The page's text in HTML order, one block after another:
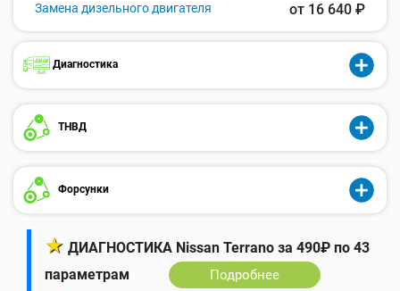
Замена дизельного двигателя от 16 640 ₽
Диагностика
ТНВД
Форсунки
★ ДИАГНОСТИКА Nissan Terrano за 490₽ по 43
параметрам
Подробнее